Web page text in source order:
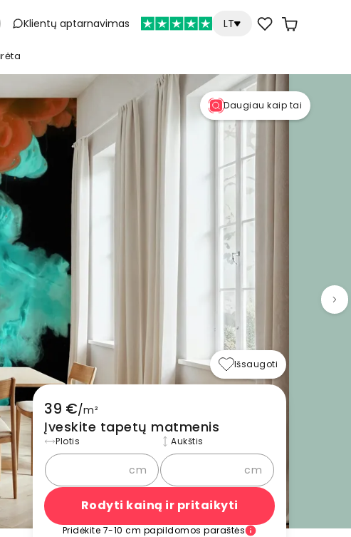
Klientų aptarnavimas LT
Daugiau kaip tai
Išsaugoti
39 €/m²
Įveskite tapetų matmenis
Plotis
cm
Aukštis
cm
Rodyti kainą ir pritaikyti
Pridėkite 7-10 cm papildomos paraštės